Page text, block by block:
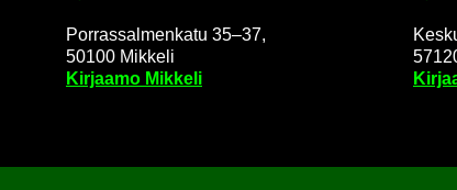
Por­ras­sal­men­ka­tu 35–37,
50100 Mik­ke­li
Kir­jaa­mo Mik­ke­li